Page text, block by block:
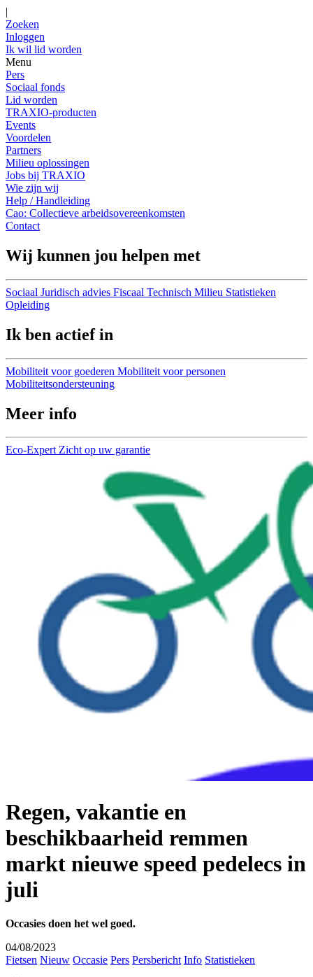
|
Zoeken
Inloggen
Ik wil lid worden
Menu
Pers
Sociaal fonds
Lid worden
TRAXIO-producten
Events
Voordelen
Partners
Milieu oplossingen
Jobs bij TRAXIO
Wie zijn wij
Help / Handleiding
Cao: Collectieve arbeidsovereenkomsten
Contact
Wij kunnen jou helpen met
Sociaal Juridisch advies Fiscaal Technisch Milieu Statistieken
Opleiding
Ik ben actief in
Mobiliteit voor goederen Mobiliteit voor personen
Mobiliteitsondersteuning
Meer info
Eco-Expert Zicht op uw garantie
Regen, vakantie en
beschikbaarheid remmen
markt nieuwe speed pedelecs in
juli
Occasies doen het wel goed.
04/08/2023
Fietsen Nieuw Occasie Pers Persbericht Info Statistieken